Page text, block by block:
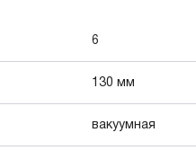
6
130 мм
вакуумная